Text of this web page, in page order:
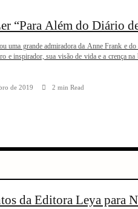
“Para Além do Diário
uma grande admiradora da Anne Frank e
e inspirador, sua visão de vida e a crença
de 2019 2 min Read
da Editora Leya para